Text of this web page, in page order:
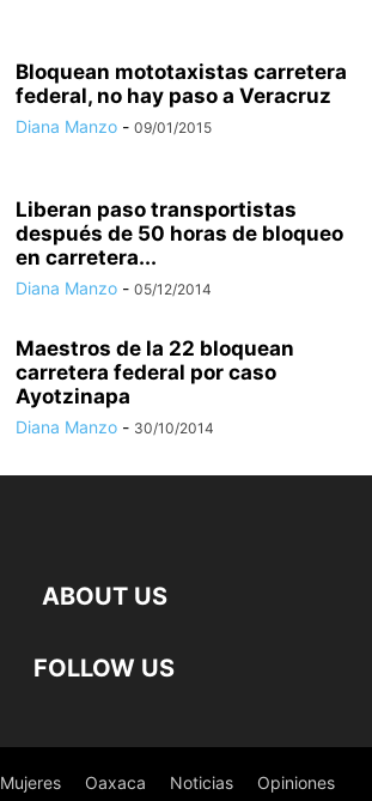
Bloquean mototaxistas carretera
federal, no hay paso a Veracruz
Diana Manzo - 09/01/2015
Liberan paso transportistas
después de 50 horas de bloqueo
en carretera...
Diana Manzo - 05/12/2014
Maestros de la 22 bloquean
carretera federal por caso
Ayotzinapa
Diana Manzo - 30/10/2014
ABOUT US
FOLLOW US
Mujeres Oaxaca Noticias Opiniones